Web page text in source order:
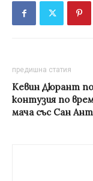
предишна статия
Кевин Дюрант
контузия по
мача със Сан